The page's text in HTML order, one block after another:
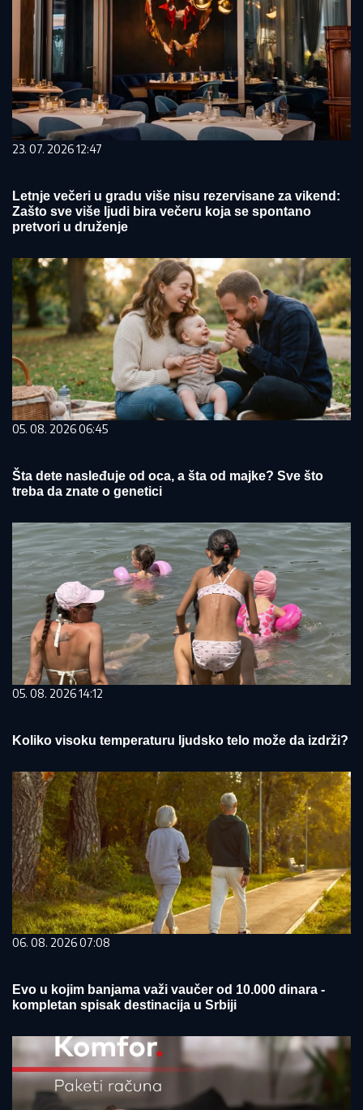
23. 07. 2026 12:47
Letnje večeri u gradu više nisu rezervisane za vikend:
Zašto sve više ljudi bira večeru koja se spontano
pretvori u druženje
05. 08. 2026 06:45
Šta dete nasleđuje od oca, a šta od majke? Sve što
treba da znate o genetici
05. 08. 2026 14:12
Koliko visoku temperaturu ljudsko telo može da izdrži?
06. 08. 2026 07:08
Evo u kojim banjama važi vaučer od 10.000 dinara -
kompletan spisak destinacija u Srbiji